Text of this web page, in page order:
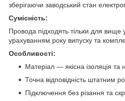
зберігаючи заводський стан
Сумісність:
Провода підходять тільки для вище
урахуванням року випуску та
Особливості:
Матеріал — якісна ізоляція та
Точна відповідність штатним
Підключення без різання та